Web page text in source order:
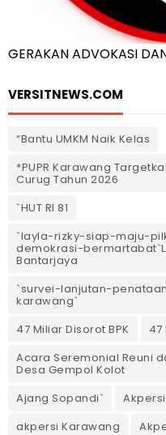
GERAKAN ADVOKASI
VERSITNEWS.COM
“Bantu UMKM Naik Kelas
*PUPR Karawang
Curug Tahun 2026
`HUT RI 81
`layla-rizky-siap-maju-
demokrasi-
Bantarjaya
`survei-lanjutan-
karawang`
47 Miliar Disorot BPK
47
Acara Seremonial Reuni
Desa Gempol Kolot
Ajang Sopandi`
Akpersi
akpersi Karawang